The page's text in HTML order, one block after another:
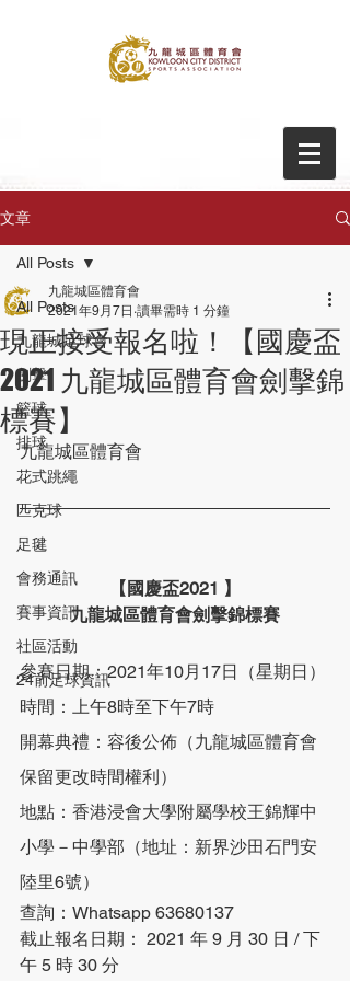
文章
All Posts
九龍城足球會
劍擊
籃球
排球
花式跳繩
匹克球
足毽
會務通訊
賽事資訊
社區活動
24前足球資訊
All Posts
現正接受報名啦！【國慶盃
2021 九龍城區體育會劍擊錦
標賽】
九龍城區體育會
2021年9月7日 讀畢需時 1 分鐘
九龍城區體育會
【國慶盃2021 】
九龍城區體育會劍擊錦標賽
參賽日期：2021年10月17日（星期日）
時間：上午8時至下午7時
開幕典禮：容後公佈（九龍城區體育會
保留更改時間權利）
地點：香港浸會大學附屬學校王錦輝中
小學－中學部（地址：新界沙田石門安
陸里6號）
查詢：Whatsapp 63680137
截止報名日期： 2021 年 9 月 30 日 / 下
午 5 時 30 分